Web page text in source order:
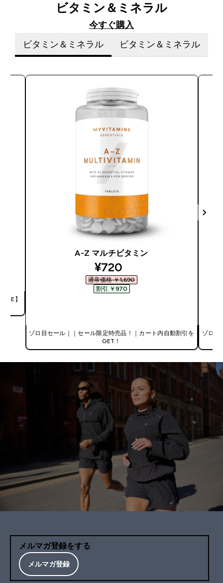
ビタミン＆ミネラル
今すぐ購入
ビタミン＆ミネラル
ビタミン＆ミネラル
】
A-Z マルチビタミン
discounted price
¥720‎
通常価格 ￥1,690‎
割引 ￥970‎
ゾロ目セール｜｜セール限定特売品！｜カート内自動割引を
GET！
ゾロ目
メルマガ登録をする
メルマガ登録